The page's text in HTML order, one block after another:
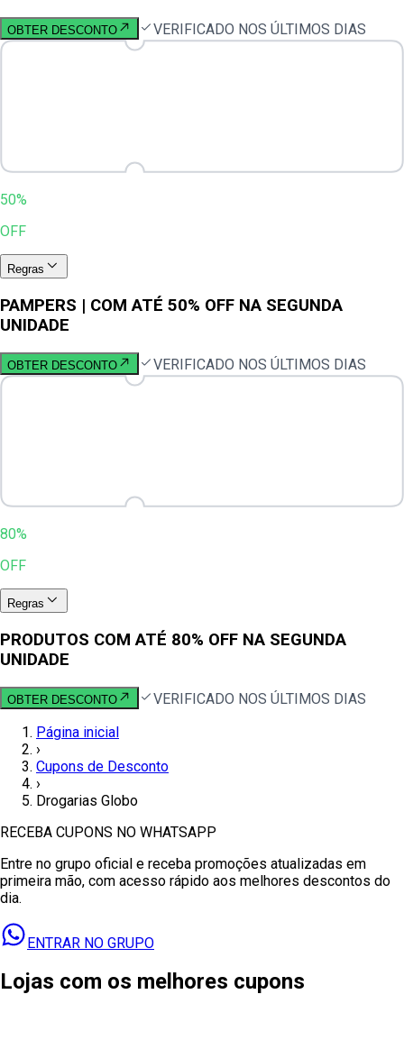
OBTER DESCONTO VERIFICADO NOS ÚLTIMOS DIAS
50%
OFF
Regras
PAMPERS | COM ATÉ 50% OFF NA SEGUNDA
UNIDADE
OBTER DESCONTO VERIFICADO NOS ÚLTIMOS DIAS
80%
OFF
Regras
PRODUTOS COM ATÉ 80% OFF NA SEGUNDA
UNIDADE
OBTER DESCONTO
VERIFICADO NOS ÚLTIMOS DIAS
Página inicial
›
Cupons de Desconto
›
Drogarias Globo
RECEBA CUPONS NO WHATSAPP
Entre no grupo oficial e receba promoções atualizadas em
primeira mão, com acesso rápido aos melhores descontos do
dia.
ENTRAR NO GRUPO
Lojas com os melhores cupons